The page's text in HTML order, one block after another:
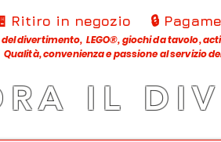
IL
Ritiro in negozio 🔒
divertimento, LEGO®, giochi da tavolo,
Qualità, convenienza e passione al servizio